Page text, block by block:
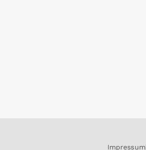
Impressum